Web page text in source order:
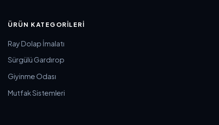
ÜRÜN KATEGORILERI
Ray Dolap İmalatı
Sürgülü Gardırop
Giyinme Odası
Mutfak Sistemleri